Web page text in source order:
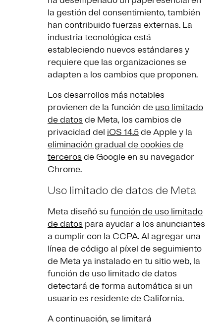
la gestión del consentimiento, también
han contribuido fuerzas externas. La
industria tecnológica está
estableciendo nuevos estándares y
requiere que las organizaciones se
adapten a los cambios que proponen.
Los desarrollos más notables
provienen de la función de uso limitado
de datos de Meta, los cambios de
privacidad del iOS 14.5 de Apple y la
eliminación gradual de cookies de
terceros de Google en su navegador
Chrome.
Uso limitado de datos de Meta
Meta diseñó su función de uso limitado
de datos para ayudar a los anunciantes
a cumplir con la CCPA. Al agregar una
línea de código al píxel de seguimiento
de Meta ya instalado en tu sitio web, la
función de uso limitado de datos
detectará de forma automática si un
usuario es residente de California.
A continuación, se limitará